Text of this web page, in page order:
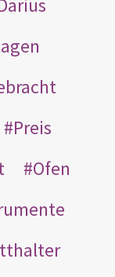
Preis
Ofen